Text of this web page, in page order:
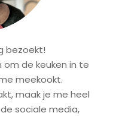
bezoekt!
om de keuken in te
meekookt.
maak je me heel
sociale media,